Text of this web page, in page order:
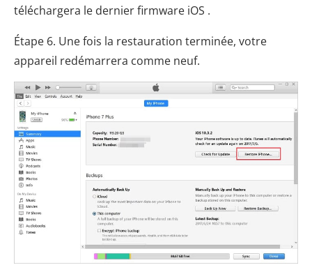
téléchargera le dernier firmware iOS .
Étape 6. Une fois la restauration terminée, votre
appareil redémarrera comme neuf.